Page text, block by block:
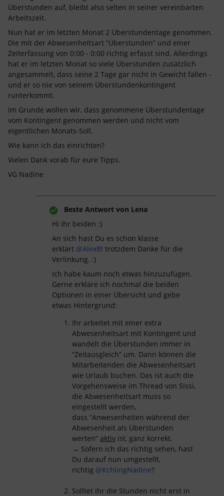
Überstunden auf, bleibt also selten in seiner vereinbarten
Arbeitszeit.
Nun hat er im letzten Monat 2 Überstundentage genommen.
Die mit der Abwesenheitsart “Überstunden” und einer
Zeiterfassung von 0:00 - 0:00 richtig erfasst sind. Allerdings
hat er im letzten Monat so viele Überstunden zusätzlich
angesammelt, dass seine 2 Tage gar nicht in Gewicht fallen -
und er so nie von seinem Überstundenkontingent
runterkommt.
Im Grunde wollen wir, dass genommene Überstundentage
vom Kontingent genommen werden und nicht vom
eigentlichen Monats-Soll.
Wie kann ich das einrichten?
Vielen Dank vorab für eure Tipps.
VG Nadine
Beste Antwort von Lena
Hi ihr beiden :)
An sich hast Du es schon klasse
erklärt @AlexB! trotzdem Danke für die
Verlinkung. :)
Ich habe kaum noch etwas hinzuzufügen.
Gerne erkläre ich nochmal die beiden
Optionen in einer Übersicht und gebe
etwas Hintergrund:
Ihr arbeitet mit einer extra
Abwesenheitsart mit Kontingent und
wandelt die Überstunden immer in
“Zeitausgleich” um. Dann können die
Mitarbeitenden die Abwesenheitsart
wie Urlaub buchen. Das ist auch die
Vorgehensweise im Thread von Sissi,
die Abwesenheitsart muss so
eingestellt werden,
dass “Anwesenheiten während der
Abwesenheit als Überstunden
werten” aktiv ist, ganz korrekt.
→ Sofern ich das richtig sehen, hast
Du darauf nun umgestellt,
richtig @KchlingNadine?
Solltet ihr die Stunden nicht erst in